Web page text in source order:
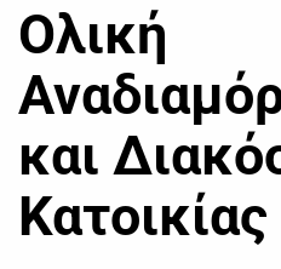
Ολική
και
Κατοικίας